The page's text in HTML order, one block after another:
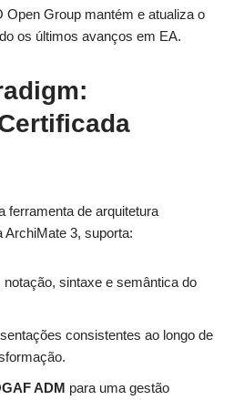
Open Group mantém e atualiza o
os últimos avanços em EA.
ferramenta de arquitetura
ArchiMate 3, suporta:
notação, sintaxe e semântica do
consistentes ao longo de
ADM para uma gestão